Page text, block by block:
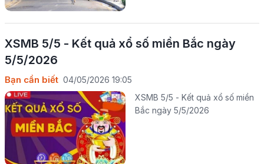
XSMB 5/5 - Kết quả xổ số miền Bắc ngày
5/5/2026
Bạn cần biết 04/05/2026 19:05
XSMB 5/5 - Kết quả xổ số miền
Bắc ngày 5/5/2026